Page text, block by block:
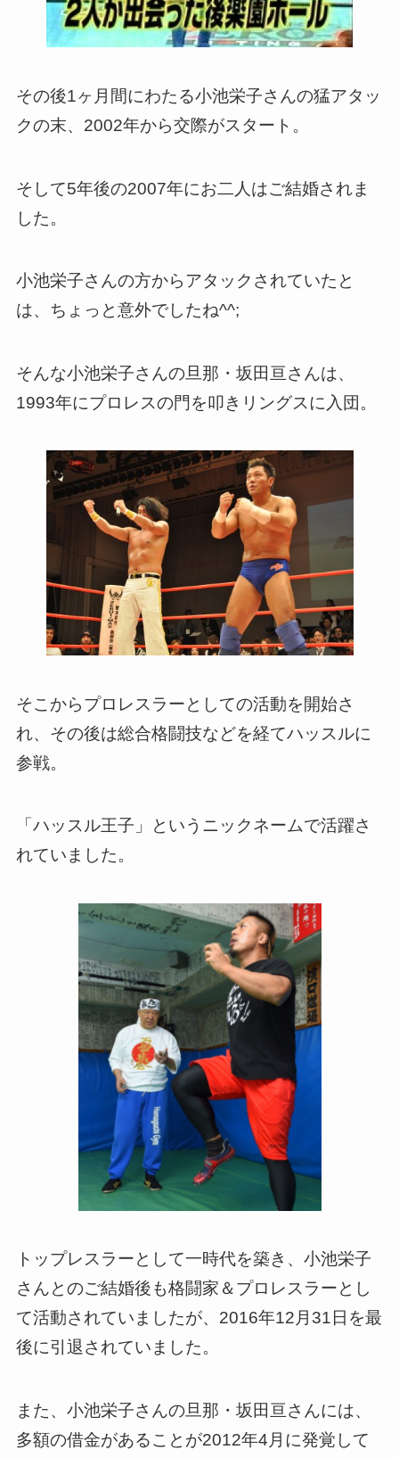
その後1ヶ月間にわたる小池栄子さんの猛アタッ
クの末、2002年から交際がスタート。
そして5年後の2007年にお二人はご結婚されま
した。
小池栄子さんの方からアタックされていたと
は、ちょっと意外でしたね^^;
そんな小池栄子さんの旦那・坂田亘さんは、
1993年にプロレスの門を叩きリングスに入団。
そこからプロレスラーとしての活動を開始さ
れ、その後は総合格闘技などを経てハッスルに
参戦。
「ハッスル王子」というニックネームで活躍さ
れていました。
トップレスラーとして一時代を築き、小池栄子
さんとのご結婚後も格闘家＆プロレスラーとし
て活動されていましたが、2016年12月31日を最
後に引退されていました。
また、小池栄子さんの旦那・坂田亘さんには、
多額の借金があることが2012年4月に発覚して